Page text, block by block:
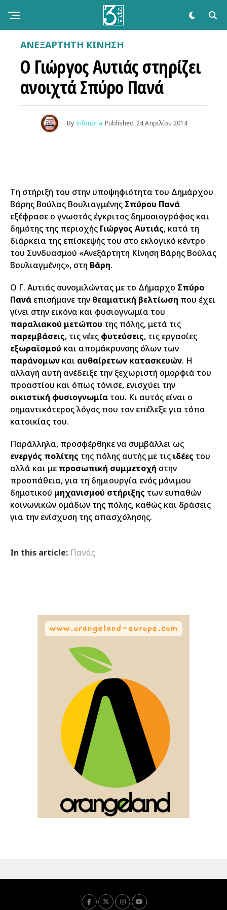
ΑΝΕΞΆΡΤΗΤΗ ΚΊΝΗΣΗ
Ο Γιώργος Αυτιάς στηρίζει
ανοιχτά Σπύρο Πανά
By infonotia Published 24 Απριλίου 2014
Τη στήριξή του στην υποψηφιότητα του Δημάρχου
Βάρης Βούλας Βουλιαγμένης Σπύρου Πανά
εξέφρασε ο γνωστός έγκριτος δημοσιογράφος και
δημότης της περιοχής Γιώργος Αυτιάς, κατά τη
διάρκεια της επίσκεψής του στο εκλογικό κέντρο
του Συνδυασμού «Ανεξάρτητη Κίνηση Βάρης Βούλας
Βουλιαγμένης», στη Βάρη.
Ο Γ. Αυτιάς συνομιλώντας με το Δήμαρχο Σπύρο
Πανά επισήμανε την θεαματική βελτίωση που έχει
γίνει στην εικόνα και φυσιογνωμία του
παραλιακού μετώπου της πόλης, μετά τις
παρεμβάσεις, τις νέες φυτεύσεις, τις εργασίες
εξωραϊσμού και απομάκρυνσης όλων των
παράνομων και αυθαίρετων κατασκευών. Η
αλλαγή αυτή ανέδειξε την ξεχωριστή ομορφιά του
προαστίου και όπως τόνισε, ενισχύει την
οικιστική φυσιογνωμία του. Κι αυτός είναι ο
σημαντικότερος λόγος που τον επέλεξε για τόπο
κατοικίας του.
Παράλληλα, προσφέρθηκε να συμβάλλει ως
ενεργός πολίτης της πόλης αυτής με τις ιδέες του
αλλά και με προσωπική συμμετοχή στην
προσπάθεια, για τη δημιουργία ενός μόνιμου
δημοτικού μηχανισμού στήριξης των ευπαθών
κοινωνικών ομάδων της πόλης, καθώς και δράσεις
για την ενίσχυση της απασχόλησης.
In this article: Πανάς